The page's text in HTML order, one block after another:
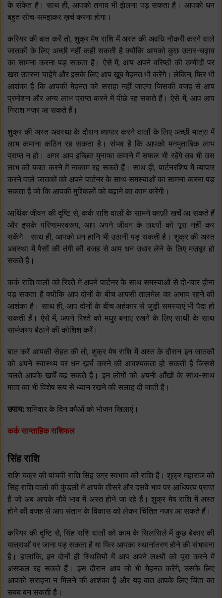
के संकेत है। साथ ही, आपको तनाव भी झेलना पड़ सकता है। आपको धन
बहुत सोच-समझकर ख़र्च करना होगा।
करियर की बात करें तो, शुक्र मेष राशि में अस्त की अवधि नौकरी करने वाले
जातकों के लिए अच्छी नहीं कही सकती है क्योंकि आपको कुछ उतार-चढ़ाव
का सामना करना पड़ सकता है। ऐसे में, आप अपने वरिष्ठों की उम्मीदों पर
खरा उतरना चाहेंगे और इसके लिए आप ख़ूब मेहनत भी करेंगे। लेकिन, फिर भी
आशंका है कि आपकी मेहनत को सराहा नहीं जाएगा जिसकी वजह से आप
प्रमोशन और अन्य लाभ प्राप्त करने में पीछे रह सकते हैं। ऐसे में, आप आप
निराश नज़र आ सकते हैं।
शुक्र की अस्त अवस्था के दौरान व्यापार करने वालों के लिए अच्छी मात्रा में
लाभ कमाना कठिन रह सकता है। संभव है कि आपको मनमुताबिक लाभ
प्राप्त न हो। अगर आप इच्छित मुनाफा कमाने में सफल भी रहेंगे तब भी उस
लाभ की बचत करने में नाकाम रह सकते हैं। साथ ही, पार्टनरशिप में व्यापार
करने वाले जातकों को अपने पार्टनर के साथ समस्याओं का सामना करना पड़
सकता है जो कि आपकी मुश्किलों को बढ़ाने का काम करेंगी।
आर्थिक जीवन की दृष्टि से, कर्क राशि वालों के सामने काफ़ी खर्चे आ सकते हैं
और इसके परिणामस्वरूप, आप अपने जीवन के लक्ष्यों को पूरा नहीं कर
सकेंगे। साथ ही, आपको धन हानि भी उठानी पड़ सकती है। शुक्र की अस्त
अवस्था में पैसों की तंगी की वजह से आप धन उधार लेने के लिए मज़बूर हो
सकते हैं।
कर्क राशि वालों को रिश्ते में अपने पार्टनर के साथ समस्याओं से दो-चार होना
पड़ सकता है क्योंकि आप दोनों के बीच आपसी तालमेल का अभाव रहने की
आशंका है। साथ ही, आप दोनों के बीच अहंकार से जुड़ी समस्याएं भी पैदा हो
सकती हैं। ऐसे में, अपने रिश्ते को मधुर बनाए रखने के लिए साथी के साथ
सामंजस्य बैठाने की कोशिश करें।
बात करें आपकी सेहत की तो, शुक्र मेष राशि में अस्त के दौरान इन जातकों
को अपने स्वास्थ्य पर धन ख़र्च करने की आवश्यकता हो सकती है जिससे
चलते आपके खर्चें बढ़ सकते हैं। इन लोगों को अपनी आँखों के साथ-साथ
माता का भी विशेष रूप से ध्यान रखने की सलाह दी जाती है।
उपाय: शनिवार के दिन कौओं को भोजन खिलाएं।
कर्क साप्ताहिक राशिफल
सिंह राशि
राशि चक्र की पांचवीं राशि सिंह उग्र स्वभाव की राशि है। शुक्र महाराज को
सिंह राशि वालों की कुंडली में आपके तीसरे और दसवें भाव पर आधिपत्य प्राप्त
हैं जो अब आपके नौवें भाव में अस्त होने जा रहे हैं। शुक्र मेष राशि में अस्त
होने की वजह से आप संतान के विकास को लेकर चिंतित नज़र आ सकते हैं।
करियर की दृष्टि से, सिंह राशि वालों को काम के सिलसिले में कुछ बेकार की
यात्राओं पर जाना पड़ सकता है या फिर आपका स्थानांतरण होने की संभावना
है। हालांकि, इन दोनों ही स्थितियों में आप अपने लक्ष्यों को पूरा करने में
असफल रह सकते हैं। इस दौरान आप जो भी मेहनत करेंगे, उसके लिए
आपको सराहना न मिलने की आशंका है और यह बात आपके लिए चिंता का
सबब बन सकती है।